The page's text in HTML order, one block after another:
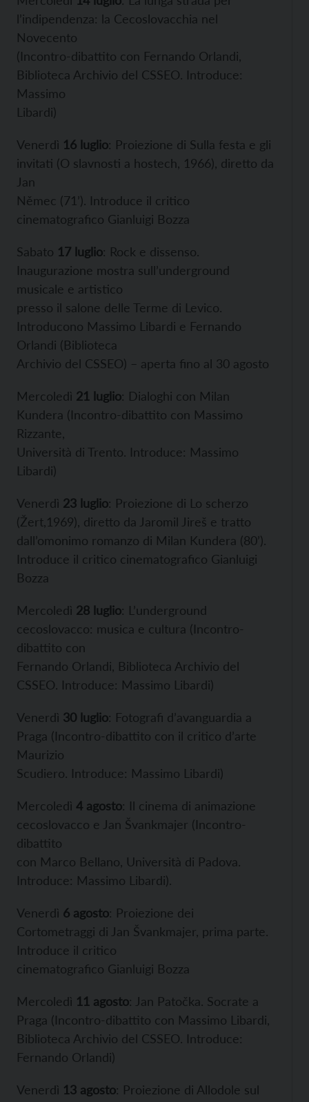
l’indipendenza: la Cecoslovacchia nel
Novecento
(Incontro-dibattito con Fernando Orlandi,
Biblioteca Archivio del CSSEO. Introduce:
Massimo
Libardi)
Venerdì 16 luglio: Proiezione di Sulla festa e gli
invitati (O slavnosti a hostech, 1966), diretto da
Jan
Němec (71’). Introduce il critico
cinematografico Gianluigi Bozza
Sabato 17 luglio: Rock e dissenso.
Inaugurazione mostra sull’underground
musicale e artistico
presso il salone delle Terme di Levico.
Introducono Massimo Libardi e Fernando
Orlandi (Biblioteca
Archivio del CSSEO) – aperta fino al 30 agosto
Mercoledì 21 luglio: Dialoghi con Milan
Kundera (Incontro-dibattito con Massimo
Rizzante,
Università di Trento. Introduce: Massimo
Libardi)
Venerdì 23 luglio: Proiezione di Lo scherzo
(Žert,1969), diretto da Jaromil Jireš e tratto
dall’omonimo romanzo di Milan Kundera (80’).
Introduce il critico cinematografico Gianluigi
Bozza
Mercoledì 28 luglio: L’underground
cecoslovacco: musica e cultura (Incontro-
dibattito con
Fernando Orlandi, Biblioteca Archivio del
CSSEO. Introduce: Massimo Libardi)
Venerdì 30 luglio: Fotografi d’avanguardia a
Praga (Incontro-dibattito con il critico d’arte
Maurizio
Scudiero. Introduce: Massimo Libardi)
Mercoledì 4 agosto: Il cinema di animazione
cecoslovacco e Jan Švankmajer (Incontro-
dibattito
con Marco Bellano, Università di Padova.
Introduce: Massimo Libardi).
Venerdì 6 agosto: Proiezione dei
Cortometraggi di Jan Švankmajer, prima parte.
Introduce il critico
cinematografico Gianluigi Bozza
Mercoledì 11 agosto: Jan Patočka. Socrate a
Praga (Incontro-dibattito con Massimo Libardi,
Biblioteca Archivio del CSSEO. Introduce:
Fernando Orlandi)
Venerdì 13 agosto: Proiezione di Allodole sul